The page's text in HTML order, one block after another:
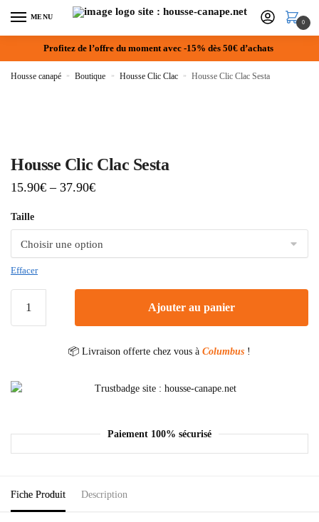
MENU
0
Profitez de l’offre du moment avec -15% dès 50€ d’achats
Housse canapé » Boutique » Housse Clic Clac » Housse Clic Clac Sesta
Housse Clic Clac Sesta
15.90€ – 37.90€
Taille
Effacer
Ajouter au panier
📦 Livraison offerte chez vous à Columbus !
Paiement 100% sécurisé
Fiche Produit Description